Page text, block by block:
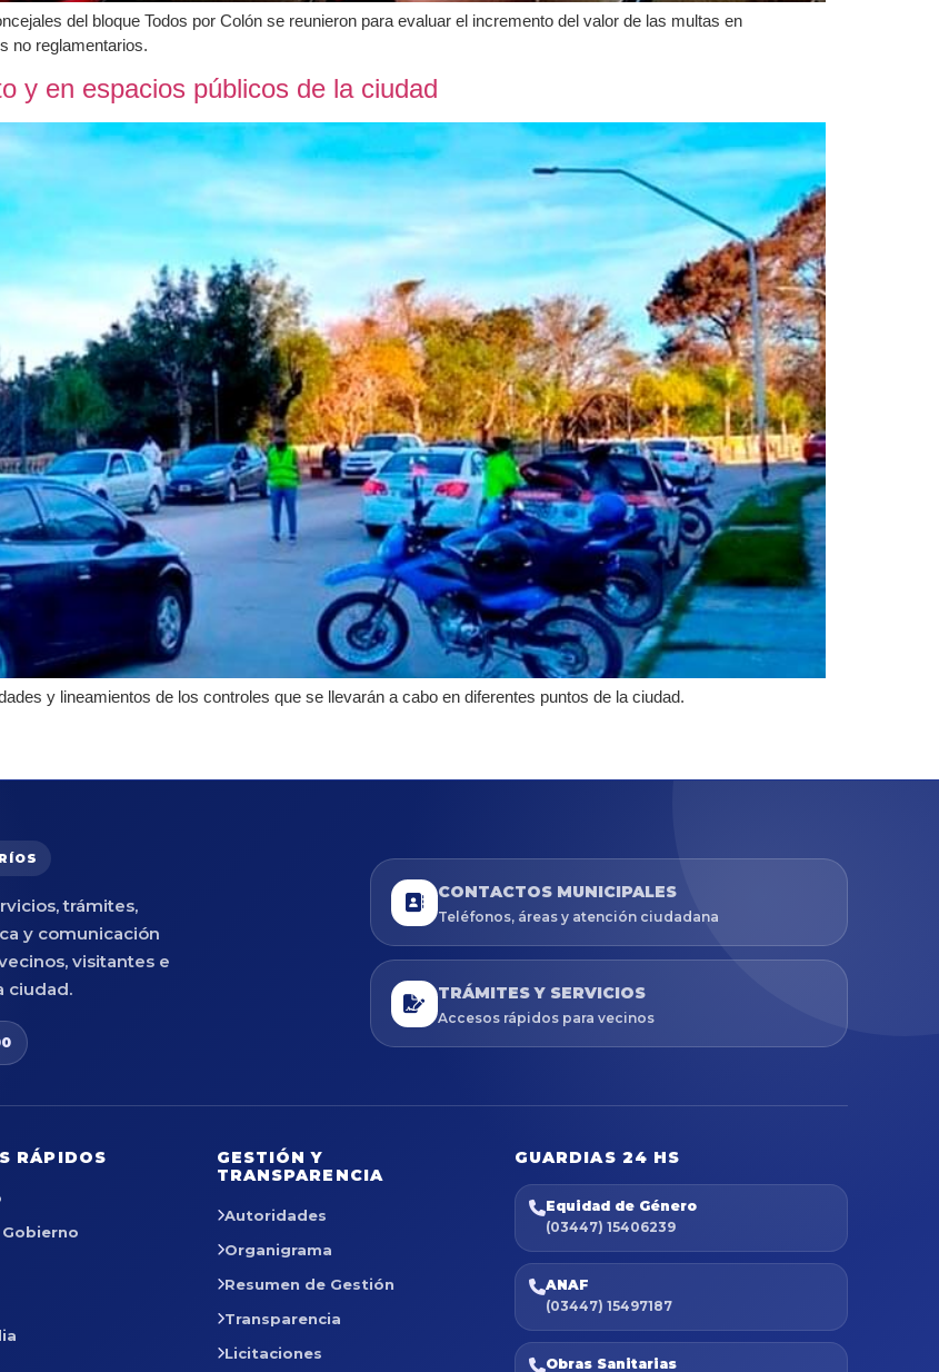
del bloque Todos por Colón se reunieron para evaluar el incremento del valor de las multas en
no reglamentarios.
y en espacios públicos de la ciudad
y lineamientos de los controles que se llevarán a cabo en diferentes puntos de la ciudad.
trámites,
y comunicación
visitantes e
ciudad.
CONTACTOS MUNICIPALES
Teléfonos, áreas y atención ciudadana
TRÁMITES Y SERVICIOS
Accesos rápidos para vecinos
RÁPIDOS
GESTIÓN Y
TRANSPARENCIA
Autoridades
Organigrama
Resumen de Gestión
Transparencia
Licitaciones
GUARDIAS 24 HS
Equidad de Género
(03447) 15406239
ANAF
(03447) 15497187
Obras Sanitarias